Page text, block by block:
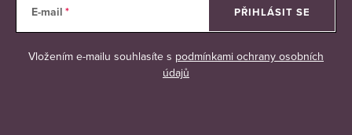
E-mail
Vložením e-mailu souhlasíte s podmínkami ochrany osobních
údajů
PŘIHLÁSIT SE